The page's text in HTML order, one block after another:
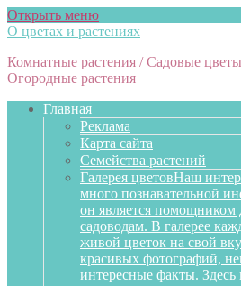
Открыть меню
О цветах и растениях
Комнатные растения / Садовые
Огородные растения
Главная
Реклама
Карта сайта
Семейства растений
Галерея цветовНаш
много познавательной
он является помощником
садоводам. В галерее
живой цветок на свой
красивых фотографий,
интересные факты. Здесь